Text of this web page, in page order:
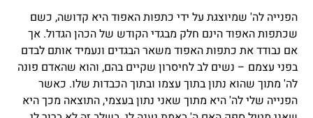
הפנייה לה' שמיוצגת על ידי כתפות האפוד היא קדושה, כשם
שכתפות האפוד הינם חלק מבגדי הקודש של הכהן הגדול. אך
אם נבודד את כתפות האפוד משאר הבגדים ונעמיד אותם לבדם
בפני עצמם – נשים לב לחיסרון שקיים בהם, והוא שהאדם פונה
לה' מתוך שהוא נתון בתוך עצמו ובתוך הכבדות שלו. כאשר
הפנייה שלי לה' היא מתוך שאני נתון בעצמי, התוצאה מכך היא